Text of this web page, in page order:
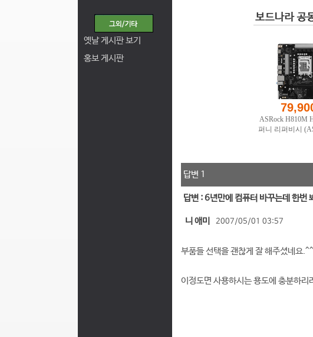
옛날 게시판 보기
홍보 게시판
답변 1
답변 : 6년만에 컴퓨터 바꾸는데 한번
니 애미 2007/05/01 03:57
부품들 선택을 괜찮게 잘 해주셨네요.^^
이정도면 사용하시는 용도에 충분하리